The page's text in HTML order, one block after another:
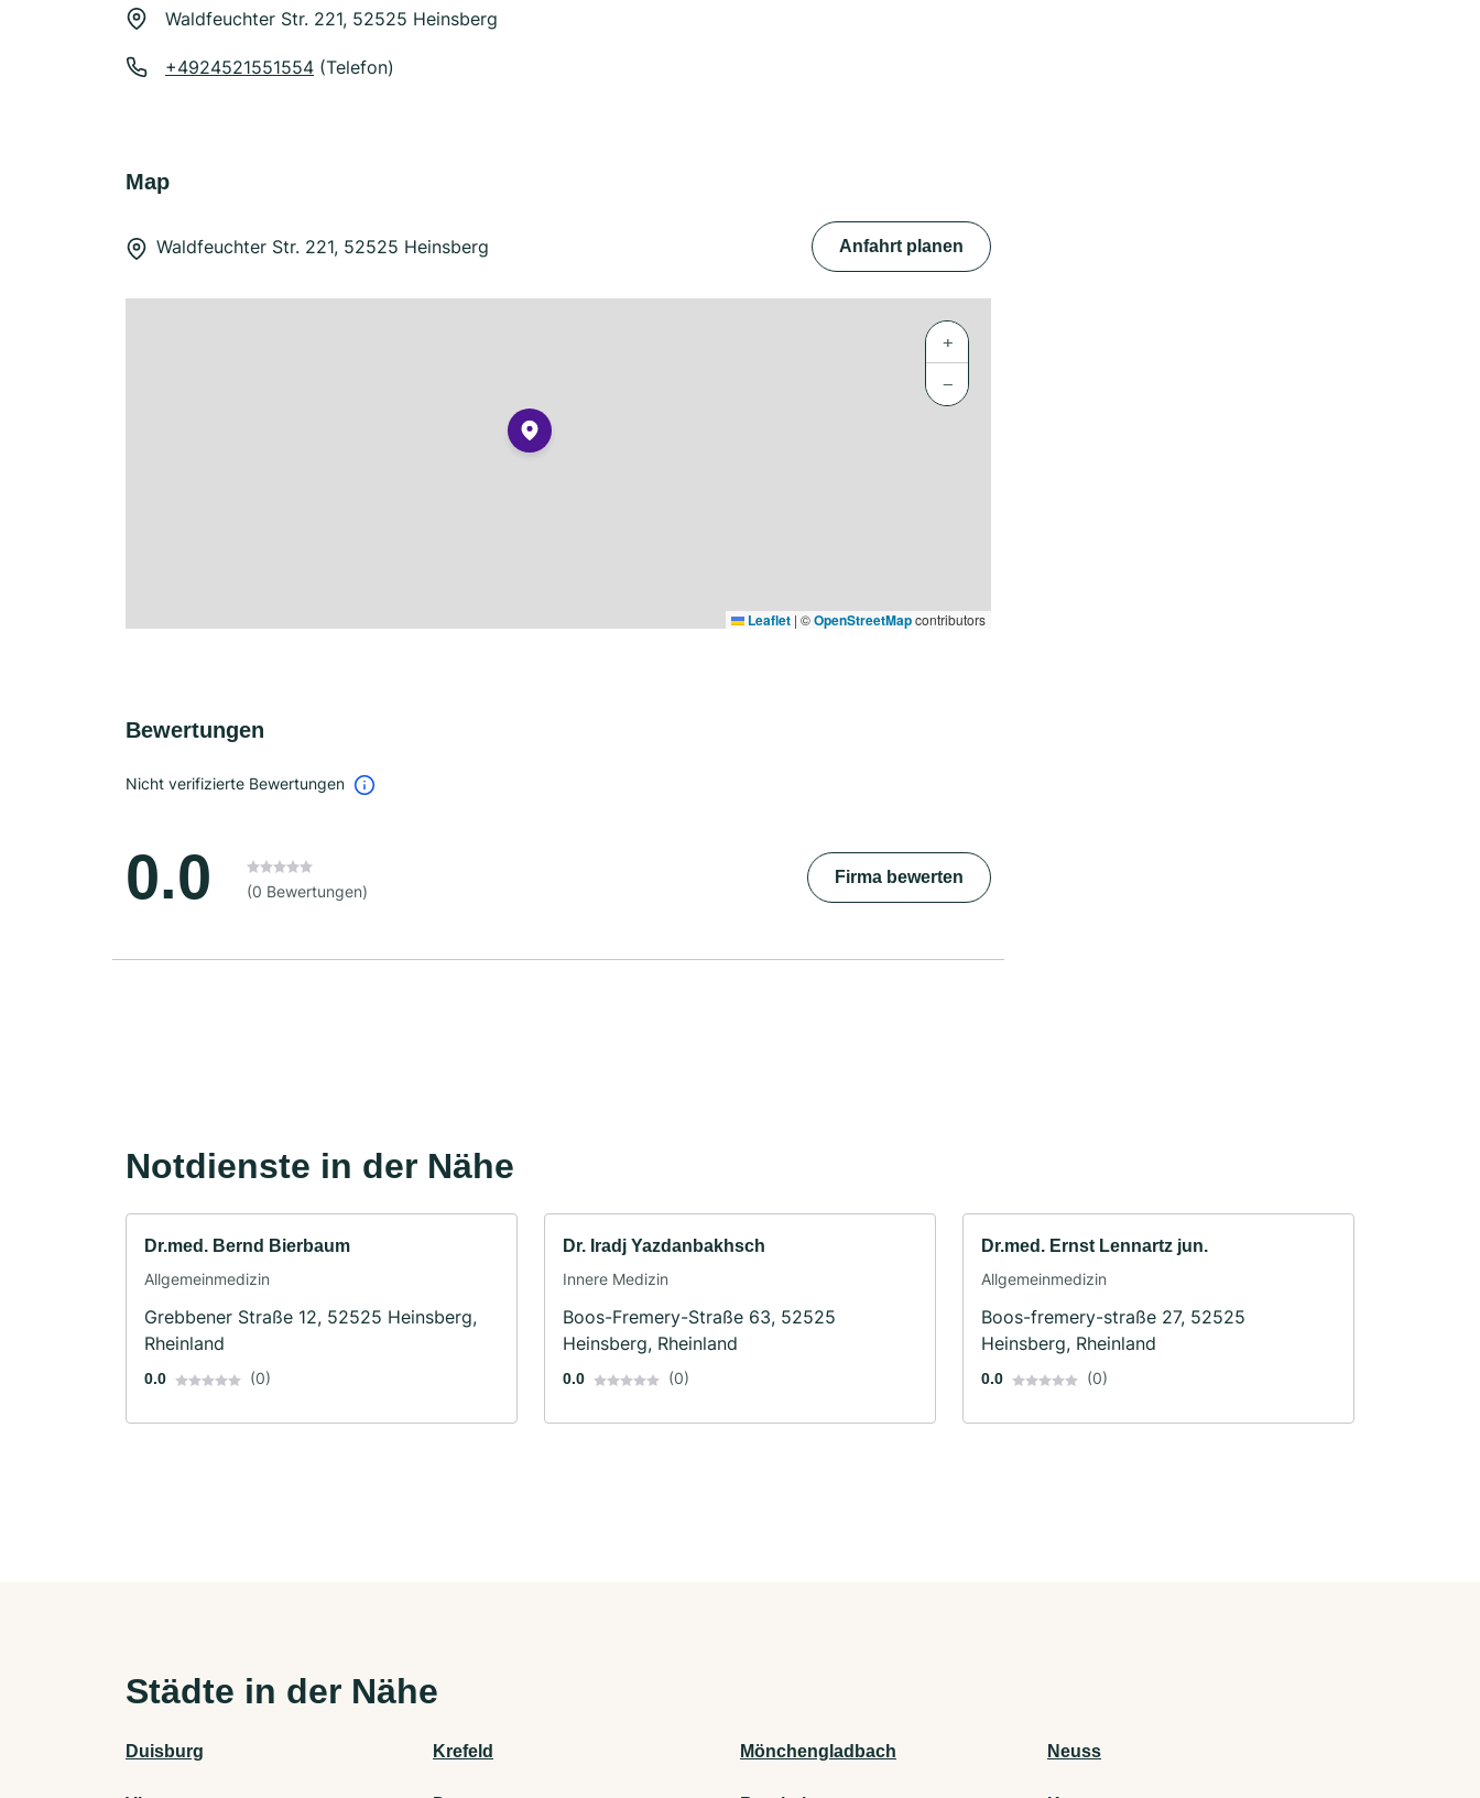
Waldfeuchter Str. 221, 52525 Heinsberg
+4924521551554 (Telefon)
Map
Waldfeuchter Str. 221, 52525 Heinsberg Anfahrt planen
+
−
Leaflet | ©OpenStreetMapcontributors
Bewertungen
Nicht verifizierte Bewertungen
0.0 (0 Bewertungen)
Firma bewerten
Notdienste in der Nähe
Dr.med. Bernd Bierbaum
Allgemeinmedizin
Grebbener Straße 12, 52525 Heinsberg,
Rheinland
0.0 (0)
Dr. Iradj Yazdanbakhsch
Innere Medizin
Boos-Fremery-Straße 63, 52525
Heinsberg, Rheinland
0.0 (0)
Dr.med. Ernst Lennartz jun.
Allgemeinmedizin
Boos-fremery-straße 27, 52525
Heinsberg, Rheinland
0.0 (0)
Städte in der Nähe
Duisburg Krefeld Mönchengladbach Neuss